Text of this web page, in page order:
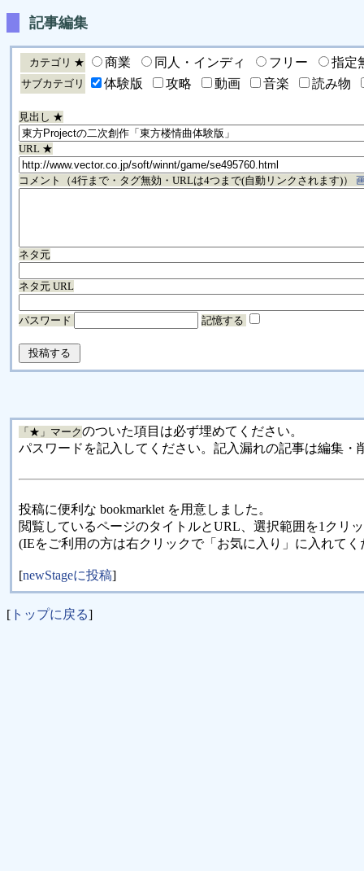
記事編集
カテゴリ ★ 商業 同人・インディ フリー 指定
サブカテゴリ 体験版 攻略 動画 音楽 読み物
見出し ★
URL ★
コメント（4行まで・タグ無効・URLは4つまで(自動リンクされます)）
ネタ元
ネタ元 URL
パスワード 記憶する
「★」マークのついた項目は必ず埋めてください。
パスワードを記入してください。記入漏れの記事は編集・
投稿に便利な bookmarklet を用意しました。
閲覧しているページのタイトルとURL、選択範囲を1クリ
(IEをご利用の方は右クリックで「お気に入り」に入れてく
[newStageに投稿]
[ トップに戻る]